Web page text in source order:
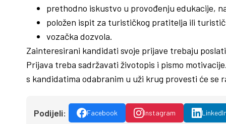
prethodno iskustvo u provođenju edukacije,
položen ispit za turističkog pratitelja ili
vozačka dozvola.
Zainteresirani kandidati svoje prijave trebaju
Prijava treba sadržavati životopis i pismo
s kandidatima odabranim u uži krug provesti će se
Podijeli: Facebook Instagram